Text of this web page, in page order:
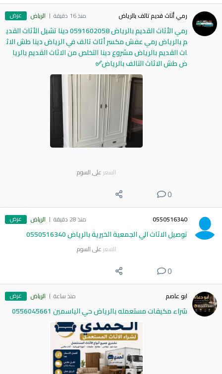
رمي أثاث قديم تالف بالرياض منذ 16 دقيقة الرياض عرض
رمي الأثاث القديم بالرياض 0591602058 دينا تشيل الأثاث القدي
م بالرياض رمي عفش مكسر أثاث تالف في الرياض دينا طش الاث
اث القديم بالرياض مشروع دينا التخلص من الاثاث القديم بالريا
ض طش الاثاث التالف بالرياض✅
السعر على السوم
0
0550516340 منذ 28 دقيقة الرياض عرض
توصيل الاثاث الي الجمعية الخيرية بالرياض 0550516340
السعر على السوم
0
ابو عاصم منذ ساعة الرياض عرض
شراء مكيفات مستعمله بالرياض حي الياسمين 0556045661